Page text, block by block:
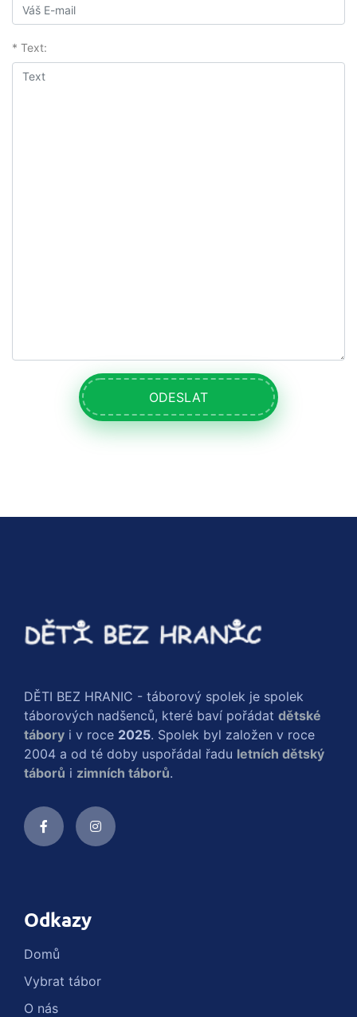
* Text:
ODESLAT
DĚTI BEZ HRANIC - táborový spolek je spolek
táborových nadšenců, které baví pořádat dětské
tábory i v roce 2025. Spolek byl založen v roce
2004 a od té doby uspořádal řadu letních dětský
táborů i zimních táborů.
Odkazy
Domů
Vybrat tábor
O nás